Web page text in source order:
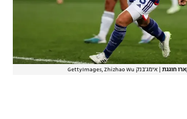
1
לבית עסק
הערוצים
חוגגת אימג'בנק GettyImages, Zhizhao Wu